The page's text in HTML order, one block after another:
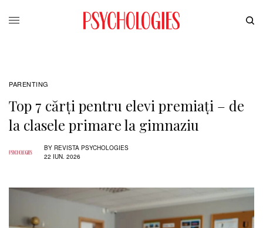
PARENTING
Top 7 cărți pentru elevi premiați – de
la clasele primare la gimnaziu
BY REVISTA PSYCHOLOGIES
22 IUN. 2026